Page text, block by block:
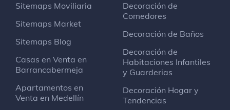
Sitemaps Moviliaria
Sitemaps Market
Sitemaps Blog
Casas en Venta en
Barrancabermeja
Apartamentos en
Venta en Medellín
Decoración de
Comedores
Decoración de Baños
Decoración de
Habitaciones Infantiles
y Guarderias
Decoración Hogar y
Tendencias